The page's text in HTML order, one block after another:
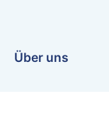
Über uns